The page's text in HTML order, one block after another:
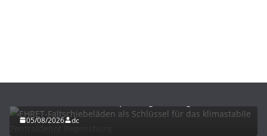
05/08/2026 dc